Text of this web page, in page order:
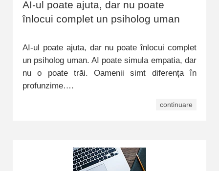
AI-ul poate ajuta, dar nu poate
înlocui complet un psiholog uman
AI-ul poate ajuta, dar nu poate înlocui complet
un psiholog uman. AI poate simula empatia, dar
nu o poate trăi. Oamenii simt diferența în
profunzime….
continuare